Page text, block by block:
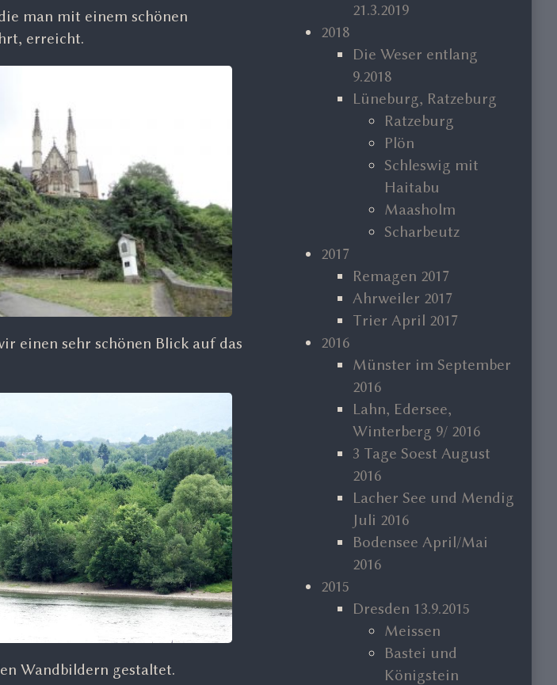
man mit einem schönen
erreicht.
einen sehr schönen Blick auf das
Wandbildern gestaltet.
21.3.2019
2018
Die Weser entlang
9.2018
Lüneburg, Ratzeburg
Ratzeburg
Plön
Schleswig mit
Haitabu
Maasholm
Scharbeutz
2017
Remagen 2017
Ahrweiler 2017
Trier April 2017
2016
Münster im September
2016
Lahn, Edersee,
Winterberg 9/ 2016
3 Tage Soest August
2016
Lacher See und Mendig
Juli 2016
Bodensee April/Mai
2016
2015
Dresden 13.9.2015
Meissen
Bastei und
Königstein